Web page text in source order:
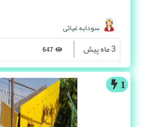
سودابه غیاثی
3 ماه پیش
1